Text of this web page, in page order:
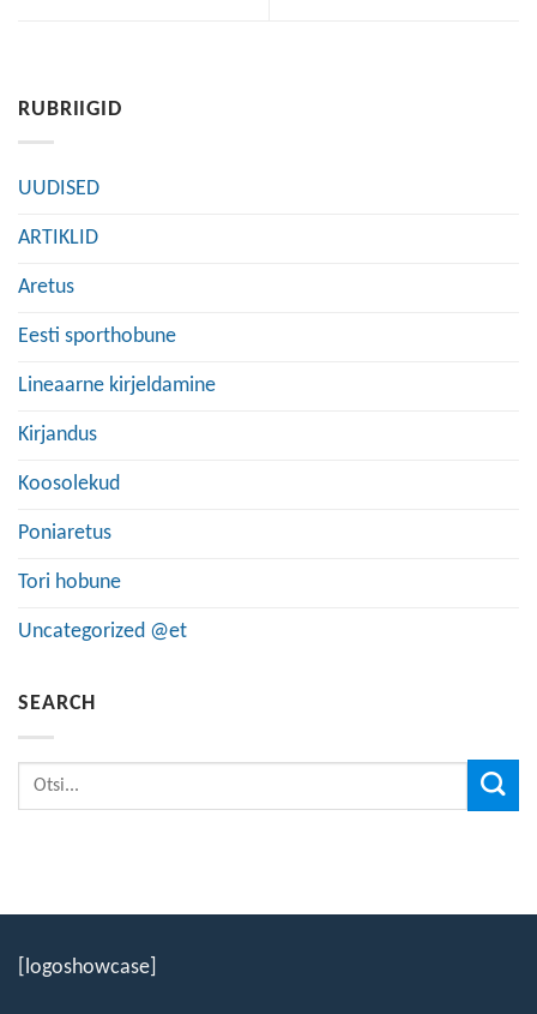
RUBRIIGID
UUDISED
ARTIKLID
Aretus
Eesti sporthobune
Lineaarne kirjeldamine
Kirjandus
Koosolekud
Poniaretus
Tori hobune
Uncategorized @et
SEARCH
[logoshowcase]